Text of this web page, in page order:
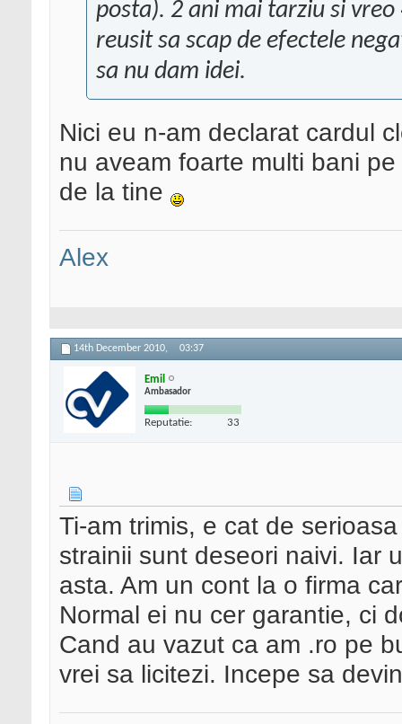
posta). 2 ani mai tarziu si
reusit sa scap de efectele
sa nu dam idei.
Nici eu n-am declarat cardul
nu aveam foarte multi bani
de la tine
Alex
14th December 2010, 03:37
Emil
Ambasador
Reputatie: 33
Ti-am trimis, e cat de
strainii sunt deseori naivi. Iar
asta. Am un cont la o firma
Normal ei nu cer garantie, ci
Cand au vazut ca am .ro pe
vrei sa licitezi. Incepe sa